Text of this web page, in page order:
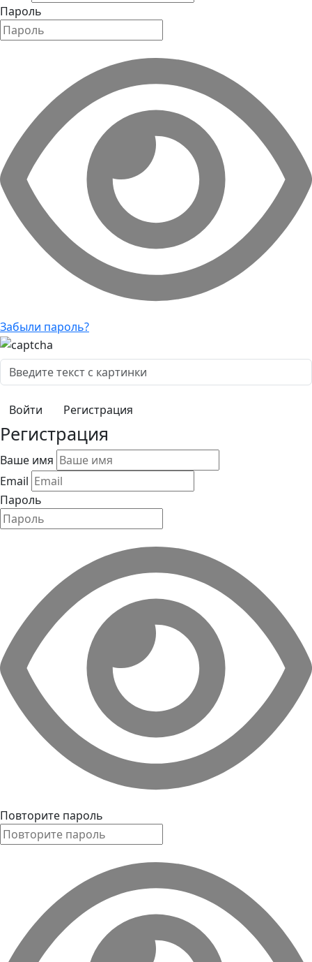
Пароль
Забыли пароль?
Регистрация
Регистрация
Ваше имя
Email
Пароль
Повторите пароль